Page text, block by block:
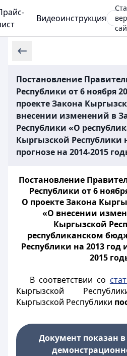
Видеоинструкция
Постановление
Республики от 6 ноября
проекте Закона
внесении изменений в
Республики «О
Кыргызской Республики
прогнозе на 2014-2015
Постановление
Республики от 6
О проекте Закона
«О внесении
Кыргызской
республиканском
Республики на 2013 год
2015
В соответствии со
Кыргызской
Кыргызской Республики
Документ показан